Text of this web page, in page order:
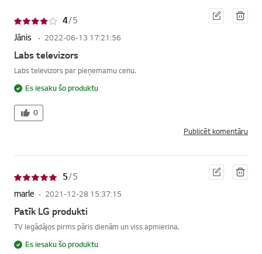
4/ 5
Jānis
2022-06-13 17:21:56
Labs televizors
Labs televizors par pieņemamu cenu.
Es iesaku šo produktu
Red
iģēt
Dzē
st
0
Publicēt komentāru
5/ 5
marle
2021-12-28 15:37:15
Patīk LG produkti
TV iegādājos pirms pāris dienām un viss apmierina.
Es iesaku šo produktu
Red
iģēt
Dzē
st